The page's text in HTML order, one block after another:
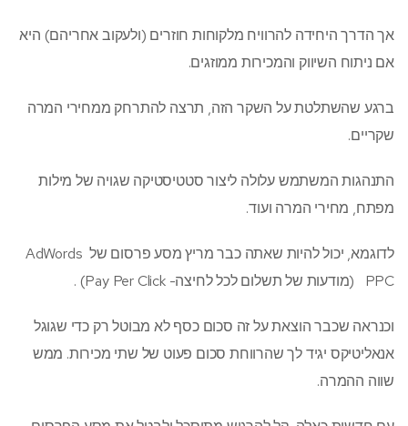
אך הדרך היחידה להרוויח מלקוחות חוזרים (ולעקוב אחריהם) היא
אם ניתוח השיווק והמכירות ממוזגים.
ברגע שהשתלטת על השקר הזה, תרצה להתרחק ממחירי המרה
שקריים.
התנהגות המשתמש עלולה ליצור סטטיסטיקה שגויה של מילות
מפתח, מחירי המרה ועוד.
לדוגמא, יכול להיות שאתה כבר מריץ מסע פרסום של AdWords
PPC (מודעות של תשלום לכל לחיצה- Pay Per Click) .
וכנראה שכבר הוצאת על זה סכום כסף לא מבוטל רק כדי שגוגל
אנאליטיקס יגיד לך שהרווחת סכום פעוט של שתי מכירות. ממש
שווה ההמרה.